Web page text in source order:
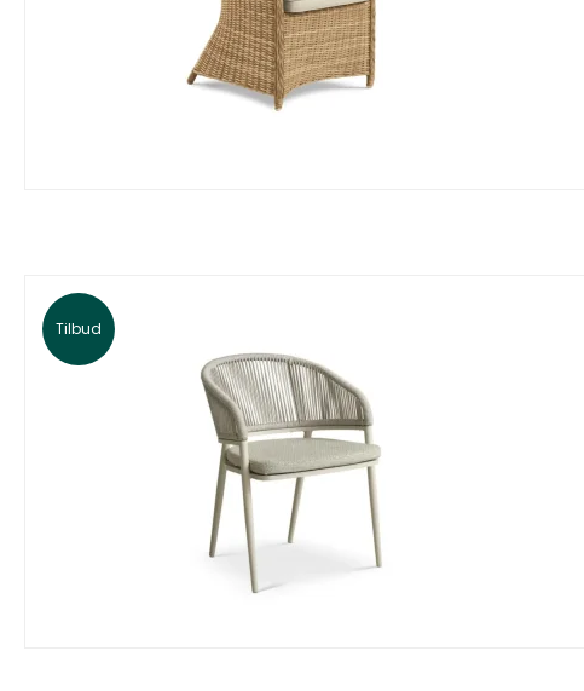
Tilbud